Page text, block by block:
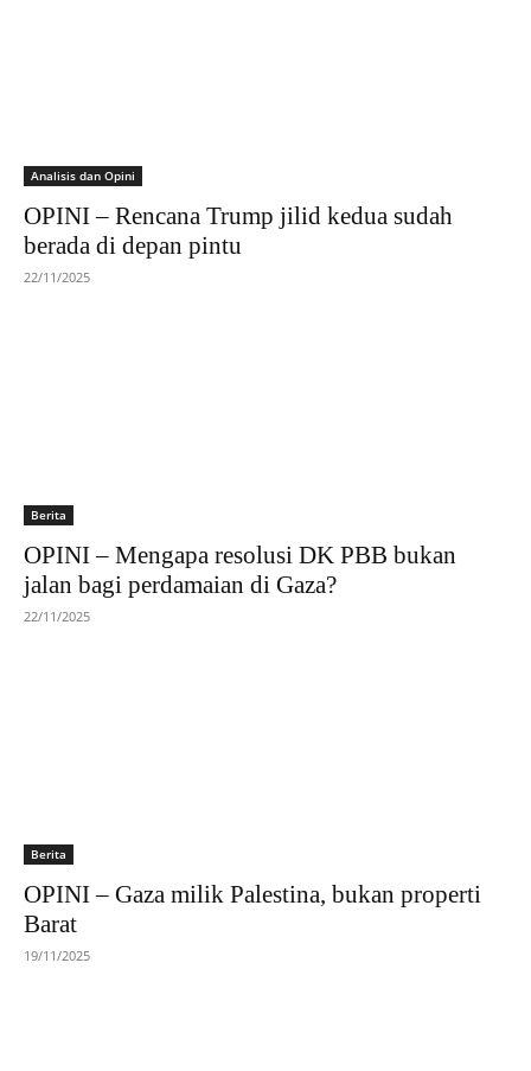
Analisis dan Opini
OPINI – Rencana Trump jilid kedua sudah
berada di depan pintu
22/11/2025
Berita
OPINI – Mengapa resolusi DK PBB bukan
jalan bagi perdamaian di Gaza?
22/11/2025
Berita
OPINI – Gaza milik Palestina, bukan properti
Barat
19/11/2025